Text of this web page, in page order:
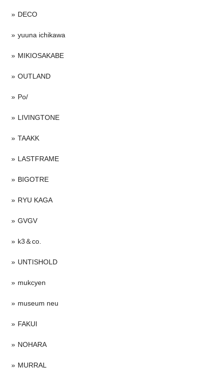
DECO
yuuna ichikawa
MIKIOSAKABE
OUTLAND
Po/
LIVINGTONE
TAAKK
LASTFRAME
BIGOTRE
RYU KAGA
GVGV
k3＆co.
UNTISHOLD
mukcyen
museum neu
FAKUI
NOHARA
MURRAL